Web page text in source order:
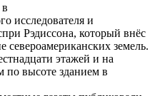
исследователя и
Рэдиссона, который внёс
североамериканских земель.
этажей и на
высоте зданием в